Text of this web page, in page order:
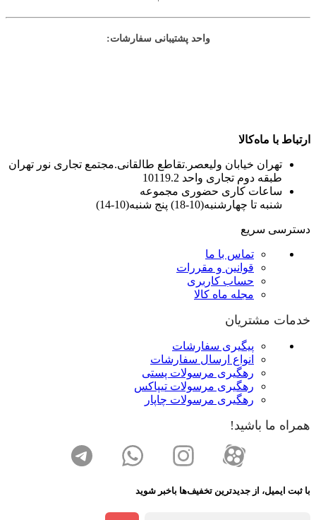
واحد پشتیبانی سفارشات:
ارتباط با ماه‌کالا
تهران خیابان ولیعصر.تقاطع طالقانی.مجتمع تجاری نور تهران
طبقه دوم تجاری واحد 10119.2
ساعات کاری حضوری مجموعه
شنبه تا چهارشنبه(10-18) پنج شنبه(10-14)
دسترسی سریع
تماس با ما
قوانین و مقررات
حساب کاربری
مجله ماه کالا
خدمات مشتریان
پیگیری سفارشات
انواع ارسال سفارشات
رهگیری مرسولات پستی
رهگیری مرسولات تیپاکس
رهگیری مرسولات چاپار
همراه ما باشید!
با ثبت ایمیل، از جدید‌ترین تخفیف‌ها با‌خبر شوید